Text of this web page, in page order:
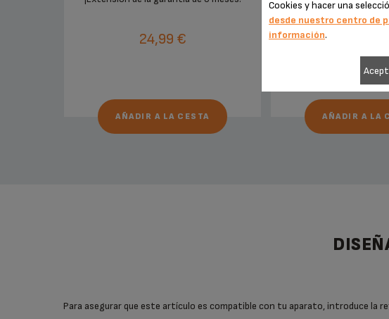
24,99 €
AÑADIR A LA CESTA
Existencias
24,20
AÑADIR A LA
Para asegurar que este artículo es compatible con tu aparato, introduce la
Cookies y hacer una
desde nuestro centro de
información.